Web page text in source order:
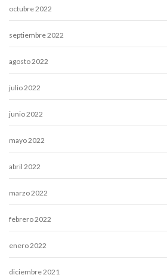
octubre 2022
septiembre 2022
agosto 2022
julio 2022
junio 2022
mayo 2022
abril 2022
marzo 2022
febrero 2022
enero 2022
diciembre 2021